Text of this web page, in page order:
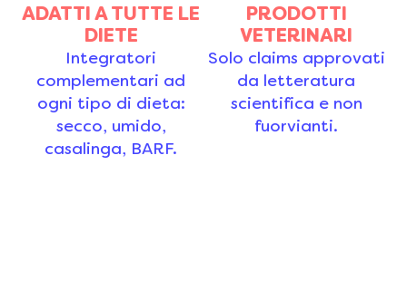
ADATTI A TUTTE LE
DIETE
Integratori
complementari ad
ogni tipo di dieta:
secco, umido,
casalinga, BARF.
PRODOTTI
VETERINARI
Solo claims approvati
da letteratura
scientifica e non
fuorvianti.